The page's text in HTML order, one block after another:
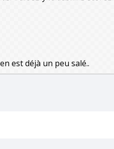
est déjà un peu salé..